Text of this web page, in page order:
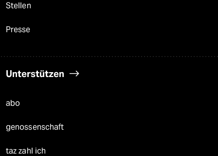
Stellen
Presse
Unterstützen
abo
genossenschaft
taz zahl ich